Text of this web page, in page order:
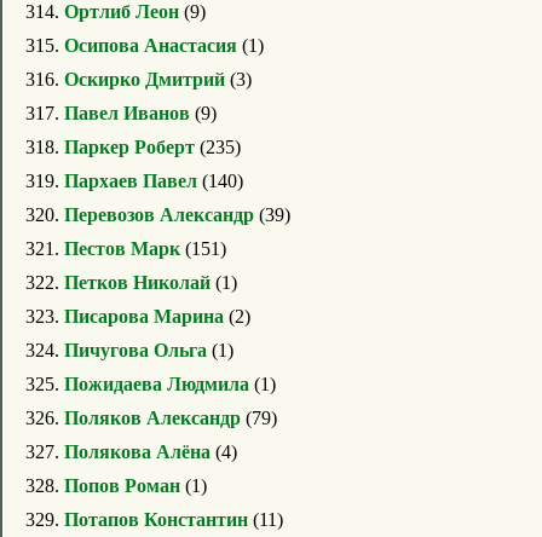
314. Ортлиб Леон (9)
315. Осипова Анастасия (1)
316. Оскирко Дмитрий (3)
317. Павел Иванов (9)
318. Паркер Роберт (235)
319. Пархаев Павел (140)
320. Перевозов Александр (39)
321. Пестов Марк (151)
322. Петков Николай (1)
323. Писарова Марина (2)
324. Пичугова Ольга (1)
325. Пожидаева Людмила (1)
326. Поляков Александр (79)
327. Полякова Алёна (4)
328. Попов Роман (1)
329. Потапов Константин (11)